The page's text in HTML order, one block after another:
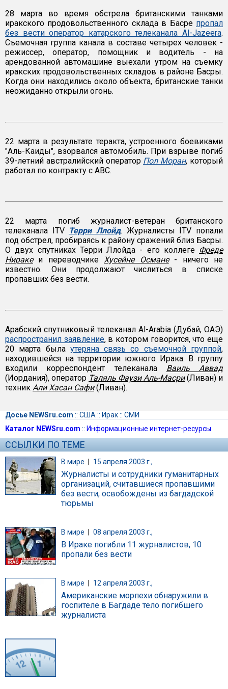
28 марта во время обстрела британскими танками
иракского продовольственного склада в Басре пропал
без вести оператор катарского телеканала Al-Jazeera.
Съемочная группа канала в составе четырех человек -
режиссер, оператор, помощник и водитель - на
арендованной автомашине выехали утром на съемку
иракских продовольственных складов в районе Басры.
Когда они находились около объекта, британские танки
неожиданно открыли огонь.
22 марта в результате теракта, устроенного боевиками
"Аль-Каиды", взорвался автомобиль. При взрыве погиб
39-летний австралийский оператор Пол Моран, который
работал по контракту с ABC.
22 марта погиб журналист-ветеран британского
телеканала ITV Терри Ллойд. Журналисты ITV попали
под обстрел, пробираясь к району сражений близ Басры.
О двух спутниках Терри Ллойда - его коллеге Фреде
Ниракеи переводчике Хусейне Османе- ничего не
известно. Они продолжают числиться в списке
пропавших без вести.
Арабский спутниковый телеканал Al-Arabia (Дубай, ОАЭ)
распространил заявление, в котором говорится, что еще
20 марта была утеряна связь со съемочной группой,
находившейся на территории южного Ирака. В группу
входили корреспондент телеканала Ваиль Аввад
(Иордания), оператор Таляль Фаузи Аль-Масри(Ливан) и
техник Али Хасан Сафи(Ливан).
Досье NEWSru.com :: США :: Ирак:: СМИ
Каталог NEWSru.com :: Информационные интернет-ресурсы
ССЫЛКИ ПО ТЕМЕ
В мире | 15 апреля 2003 г.,
Журналисты и сотрудники гуманитарных
организаций, считавшиеся пропавшими
без вести, освобождены из багдадской
тюрьмы
В мире 08 апреля 2003 г.,
В Ираке погибли 11 журналистов, 10
пропали без вести
В мире 12 апреля 2003 г.,
Американские морпехи обнаружили в
госпителе в Багдаде тело погибшего
журналиста